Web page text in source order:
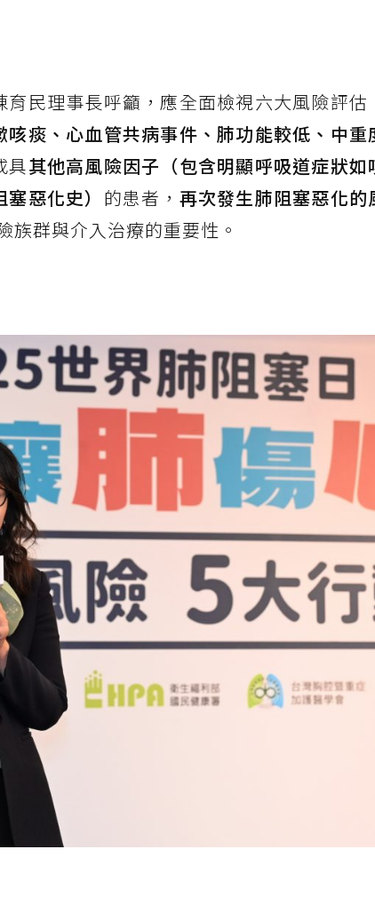
民理事長呼籲，應全面檢視六大風險評估
痰、心血管共病事件、肺功能較低、中重
具其他高風險因子（包含明顯呼吸道症狀如
惡化史） 的患者， 再次發生肺阻塞惡化
族群與介入治療的重要性。